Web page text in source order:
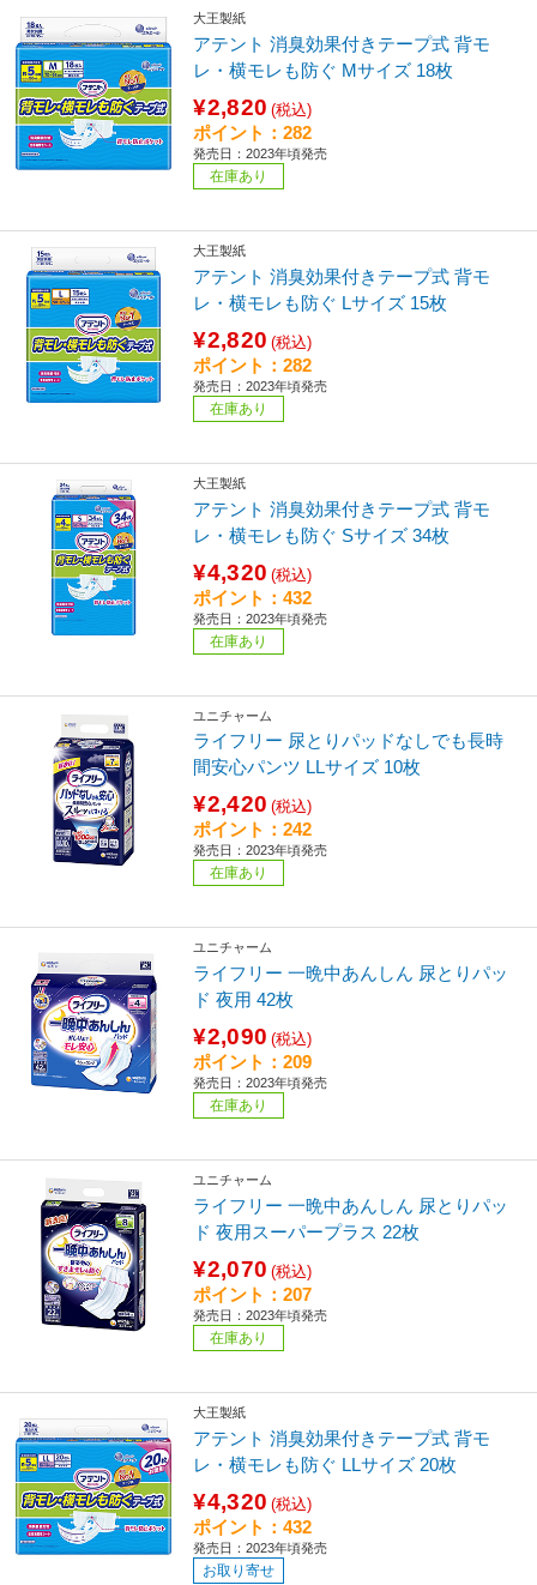
大王製紙
アテント 消臭効果付きテープ式 背モ
レ・横モレも防ぐ Mサイズ 18枚
¥2,820 (税込)
ポイント：282
発売日：2023年頃発売
在庫あり
大王製紙
アテント 消臭効果付きテープ式 背モ
レ・横モレも防ぐ Lサイズ 15枚
¥2,820 (税込)
ポイント：282
発売日：2023年頃発売
在庫あり
大王製紙
アテント 消臭効果付きテープ式 背モ
レ・横モレも防ぐ Sサイズ 34枚
¥4,320 (税込)
ポイント：432
発売日：2023年頃発売
在庫あり
ユニチャーム
ライフリー 尿とりパッドなしでも長時
間安心パンツ LLサイズ 10枚
¥2,420 (税込)
ポイント：242
発売日：2023年頃発売
在庫あり
ユニチャーム
ライフリー 一晩中あんしん 尿とりパッ
ド 夜用 42枚
¥2,090 (税込)
ポイント：209
発売日：2023年頃発売
在庫あり
ユニチャーム
ライフリー 一晩中あんしん 尿とりパッ
ド 夜用スーパープラス 22枚
¥2,070 (税込)
ポイント：207
発売日：2023年頃発売
在庫あり
大王製紙
アテント 消臭効果付きテープ式 背モ
レ・横モレも防ぐ LLサイズ 20枚
¥4,320 (税込)
ポイント：432
発売日：2023年頃発売
お取り寄せ